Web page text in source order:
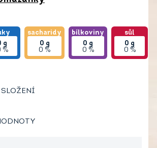
g
%
sacharidy
0 g
0 %
bílkoviny
0 g
0 %
sůl
0 g
0 %
SLOŽENÍ